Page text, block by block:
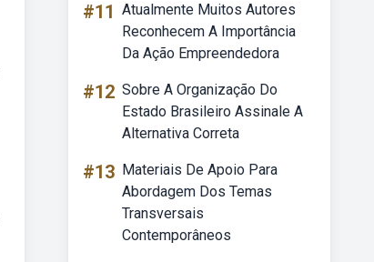
#11 Atualmente Muitos Autores
Reconhecem A Importância
Da Ação Empreendedora
#12 Sobre A Organização Do
Estado Brasileiro Assinale A
Alternativa Correta
#13 Materiais De Apoio Para
Abordagem Dos Temas
Transversais
Contemporâneos